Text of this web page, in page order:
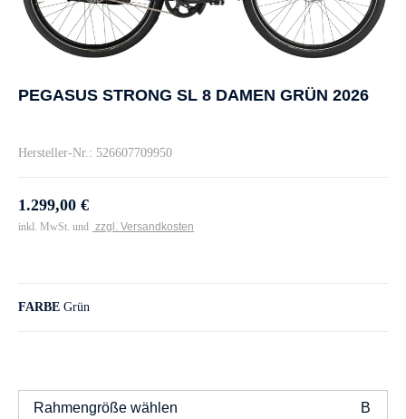
PEGASUS STRONG SL 8 DAMEN GRÜN 2026
Hersteller-Nr.: 526607709950
1.299,00 €
inkl. MwSt. und zzgl. Versandkosten
FARBE Grün
Rahmengröße wählen